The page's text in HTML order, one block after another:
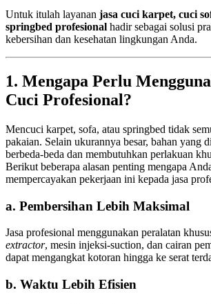
Untuk itulah layanan jasa cuci karpet, cuci
springbed profesional hadir sebagai solusi
kebersihan dan kesehatan lingkungan Anda.
1. Mengapa Perlu
Cuci Profesional?
Mencuci karpet, sofa, atau springbed tidak
pakaian. Selain ukurannya besar, bahan yang
berbeda-beda dan membutuhkan perlakuan
Berikut beberapa alasan penting mengapa
mempercayakan pekerjaan ini kepada jasa
a. Pembersihan Lebih Maksimal
Jasa profesional menggunakan peralatan
extractor, mesin injeksi-suction, dan cairan
dapat mengangkat kotoran hingga ke serat
b. Waktu Lebih Efisien